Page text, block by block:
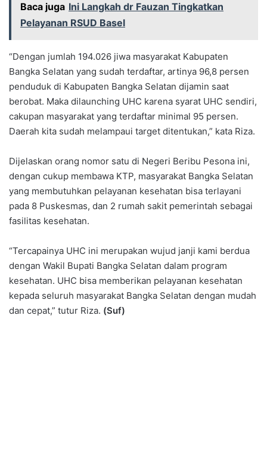
Baca juga Ini Langkah dr Fauzan Tingkatkan
Pelayanan RSUD Basel
“Dengan jumlah 194.026 jiwa masyarakat Kabupaten
Bangka Selatan yang sudah terdaftar, artinya 96,8 persen
penduduk di Kabupaten Bangka Selatan dijamin saat
berobat. Maka dilaunching UHC karena syarat UHC sendiri,
cakupan masyarakat yang terdaftar minimal 95 persen.
Daerah kita sudah melampaui target ditentukan,” kata Riza.
Dijelaskan orang nomor satu di Negeri Beribu Pesona ini,
dengan cukup membawa KTP, masyarakat Bangka Selatan
yang membutuhkan pelayanan kesehatan bisa terlayani
pada 8 Puskesmas, dan 2 rumah sakit pemerintah sebagai
fasilitas kesehatan.
“Tercapainya UHC ini merupakan wujud janji kami berdua
dengan Wakil Bupati Bangka Selatan dalam program
kesehatan. UHC bisa memberikan pelayanan kesehatan
kepada seluruh masyarakat Bangka Selatan dengan mudah
dan cepat,” tutur Riza. (Suf)